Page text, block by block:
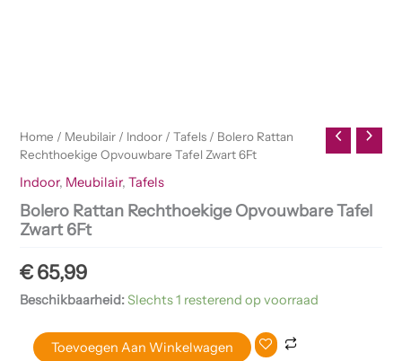
Home / Meubilair / Indoor /Tafels / Bolero Rattan
Rechthoekige Opvouwbare Tafel Zwart 6Ft
Indoor, Meubilair,Tafels
Bolero Rattan Rechthoekige Opvouwbare Tafel
Zwart 6Ft
€65,99
Beschikbaarheid:Slechts 1 resterend op voorraad
Toevoegen Aan Winkelwagen